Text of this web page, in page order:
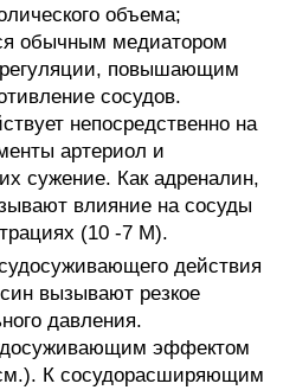
объема;
обычным медиатором
регуляции, повышающим
сосудов.
непосредственно на
артериол и
сужение. Как адреналин,
влияние на сосуды
(10 -7 М).
действия
вызывают резкое
давления.
эффектом
К сосудорасширяющим